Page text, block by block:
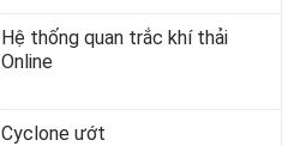
Hệ thống quan trắc khí thải
Online
Cyclone ướt